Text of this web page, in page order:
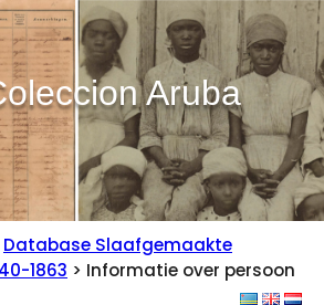
Aruba
Database Slaafgemaakte
1863 > Informatie over persoon